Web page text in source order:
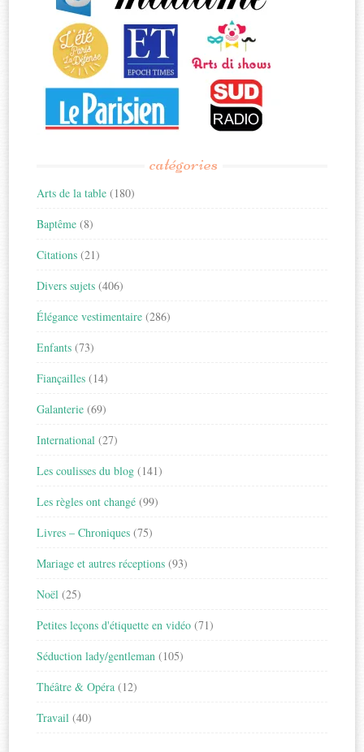
catégories
Arts de la table (180)
Baptême (8)
Citations (21)
Divers sujets (406)
Élégance vestimentaire (286)
Enfants (73)
Fiançailles (14)
Galanterie (69)
International (27)
Les coulisses du blog (141)
Les règles ont changé (99)
Livres – Chroniques (75)
Mariage et autres réceptions (93)
Noël (25)
Petites leçons d'étiquette en vidéo (71)
Séduction lady/gentleman (105)
Théâtre & Opéra (12)
Travail (40)